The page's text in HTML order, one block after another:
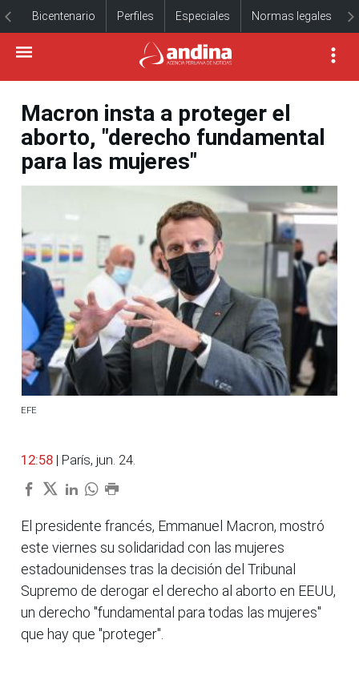
Bicentenario Perfiles Especiales Normas legales
Macron insta a proteger el
aborto, "derecho fundamental
para las mujeres"
EFE
12:58 | París, jun. 24.
El presidente francés, Emmanuel Macron, mostró
este viernes su solidaridad con las mujeres
estadounidenses tras la decisión del Tribunal
Supremo de derogar el derecho al aborto en EEUU,
un derecho "fundamental para todas las mujeres"
que hay que "proteger".